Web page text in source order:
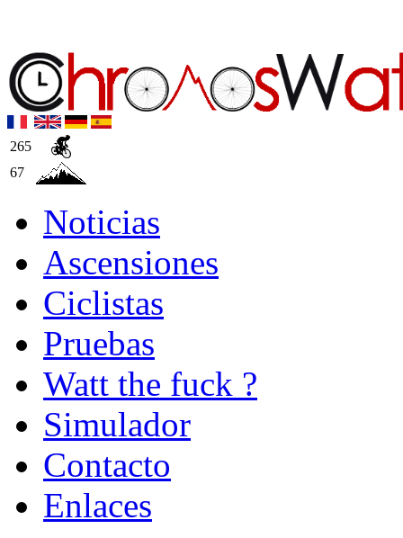
265
67
Noticias
Ascensiones
Ciclistas
Pruebas
Watt the fuck ?
Simulador
Contacto
Enlaces